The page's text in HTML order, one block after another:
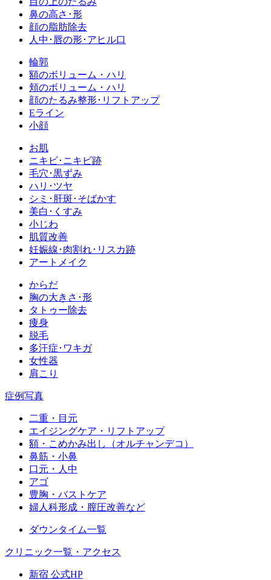
鼻の高さ･形
顔の脂肪除去
人中･唇の形･アヒル口
輪郭
額のボリューム・ハリ
頬のボリューム・ハリ
顔のたるみ整形･リフトアップ
Eライン
小顔
お肌
ニキビ･ニキビ跡
毛穴･黒ずみ
ハリ･ツヤ
シミ･肝斑･そばかす
美白･くすみ
小じわ
肌質改善
妊娠線･肉割れ･リスカ跡
アートメイク
からだ
胸の大きさ･形
タトゥー除去
痩身
脱毛
多汗症･ワキガ
女性器
肩こり
症例写真
二重・目元
エイジングケア・リフトアップ
額・こめかみ出し（オルチャンデコ）
鼻筋・小鼻
口元・人中
アゴ
豊胸・バストケア
婦人科形成・膣圧改善など
ダウンタイム一覧
クリニック一覧・アクセス
新宿 公式HP